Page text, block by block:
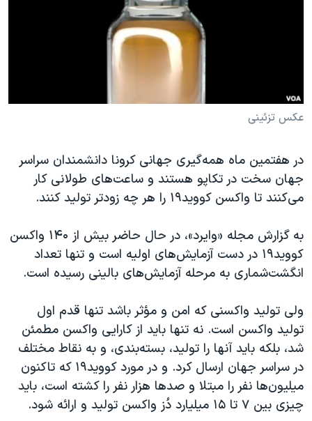
اسرائیل در جنگ
آرشیو پخش زنده
انتخابات ریاست جمهوری آمریکا ۲۰۲۴
حمله جمهوری اسلامی به اسرائیل
ورزش زنان در ایران
مجموعه مستندهای دادخواهی
تریبونال مردمی آبان ۹۸
چهل سال گروگان‌گیری
قانون شفافیت دارائی کادر رهبری ایران
اسرائیل در جنگ
نرگس محمدی برنده جایزه نوبل صلح
همایش محافظه‌کاران آمریکا «سی‌پک»
صفحه‌های ویژه
سفر پرزیدنت ترامپ به چین
زبانهای مختلف
عکس تزئینی
در هفتمین ماه همه‌گیری جهانی کرونا دانشمندان سراسر
جهان سخت در تکاپو هستند و ساعت‌های طولانی کار
می‌کنند تا واکسن کووید۱۹ را هر چه زودتر تولید کنند.
به گزارش مجله «وایرد»، در حال حاضر بیش از ۱۴۰ واکسن
کووید۱۹ در دست آزمایش‌های اولیه است و تنها تعداد
انگشت‌شماری به مرحله آزمایش‌های بالینی رسیده است.
ولی تولید واکسنی که امن و مؤثر باشد تنها قدم اول
تولید واکسن است. نه تنها باید از کارایی واکسن مطمئن
شد، بلکه باید آنها را تولید، بسته‌بندی، و به نقاط مختلف
در سراسر جهان ارسال کرد. و در مورد کووید۱۹ که تاکنون
میلیون‌ها نفر را مبتلا و صدها هزار نفر را کشته است، باید
چیزی بین ۷ تا ۱۵ میلیارد دُز واکسن تولید و ارائه شود.